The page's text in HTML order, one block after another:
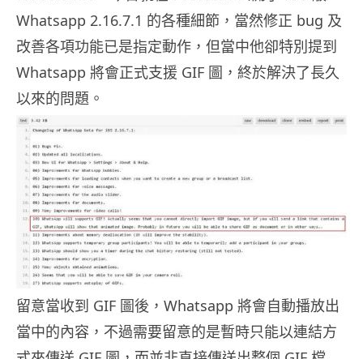
Whatsapp 2.16.7.1 的各種細節，當然修正 bug 及
改善各項功能已是指定動作，但當中他卻特別提到
Whatsapp 將會正式支援 GIF 圖，終於解決了長久
以來的問題。
留意當收到 GIF 圖後，Whatsapp 將會自動播放出
當中的內容，不過需要留意的是暫時只能以連結方